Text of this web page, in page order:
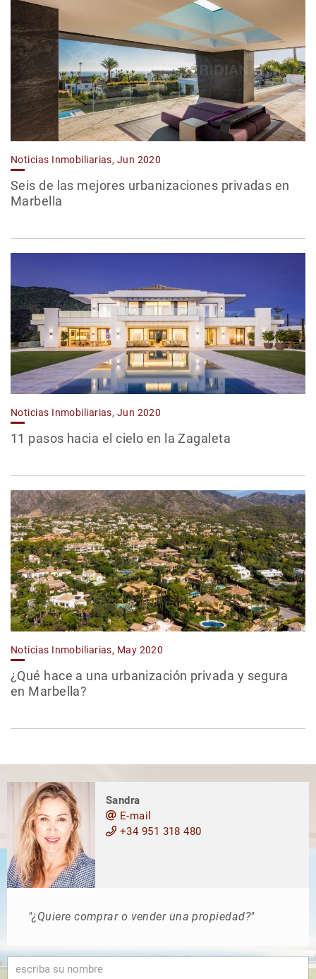
Noticias Inmobiliarias, Jun 2020
Seis de las mejores urbanizaciones privadas en
Marbella
Noticias Inmobiliarias, Jun 2020
11 pasos hacia el cielo en la Zagaleta
Noticias Inmobiliarias, May 2020
¿Qué hace a una urbanización privada y segura
en Marbella?
Sandra
E-mail
+34 951 318 480
"¿Quiere comprar o vender una propiedad?"